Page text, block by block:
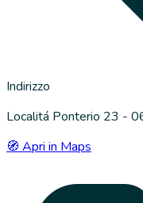
Indirizzo
Localitá Ponterio 23 -
🧭 Apri in Maps